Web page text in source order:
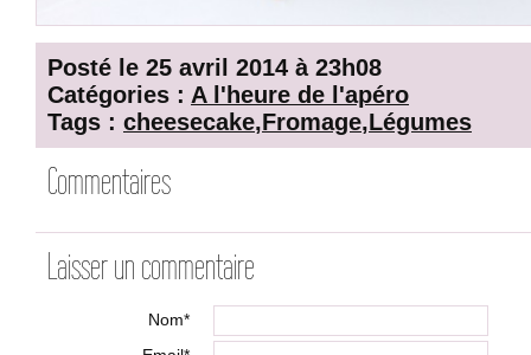
Posté le 25 avril 2014 à 23h08
Catégories : A l'heure de l'apéro
Tags : cheesecake,Fromage,Légumes
Commentaires
Laisser un commentaire
Nom*